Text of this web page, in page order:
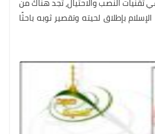
بإطلاق لحيته وتقصير ثوبه باحثًا